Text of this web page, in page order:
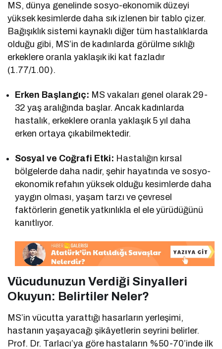
MS, dünya genelinde sosyo-ekonomik düzeyi
yüksek kesimlerde daha sık izlenen bir tablo çizer.
Bağışıklık sistemi kaynaklı diğer tüm hastalıklarda
olduğu gibi, MS’in de kadınlarda görülme sıklığı
erkeklere oranla yaklaşık iki kat fazladır
(1.77/1.00).
Erken Başlangıç: MS vakaları genel olarak 29-
32 yaş aralığında başlar. Ancak kadınlarda
hastalık, erkeklere oranla yaklaşık 5 yıl daha
erken ortaya çıkabilmektedir.
Sosyal ve Coğrafi Etki: Hastalığın kırsal
bölgelerde daha nadir, şehir hayatında ve sosyo-
ekonomik refahın yüksek olduğu kesimlerde daha
yaygın olması, yaşam tarzı ve çevresel
faktörlerin genetik yatkınlıkla el ele yürüdüğünü
kanıtlıyor.
Vücudunuzun Verdiği Sinyalleri
Okuyun: Belirtiler Neler?
MS’in vücutta yarattığı hasarların yerleşimi,
hastanın yaşayacağı şikâyetlerin seyrini belirler.
Prof. Dr. Tarlacı’ya göre hastaların %50-70’inde ilk